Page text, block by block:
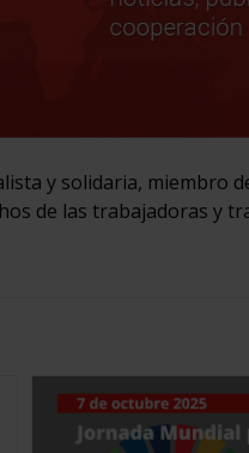
y solidaria, miembro
de las trabajadoras y